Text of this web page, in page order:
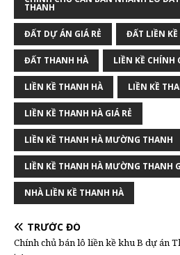
THANH
ĐẤT DỰ ÁN GIÁ RẺ ĐẤT LIỀN
ĐẤT THANH HÀ LIỀN KỀ CHÍNH
LIỀN KỀ THANH HÀ LIỀN KỀ
LIỀN KỀ THANH HÀ GIÁ RẺ
LIỀN KỀ THANH HÀ MƯỜNG THANH
LIỀN KỀ THANH HÀ MƯỜNG THANH
NHÀ LIỀN KỀ THANH HÀ
TRƯỚC ĐÓ
Chính chủ bán lô liền kề khu B dự án